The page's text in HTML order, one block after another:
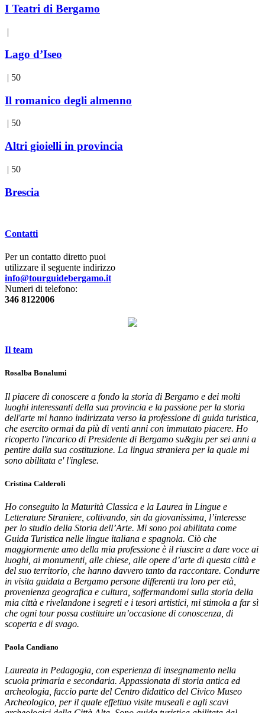
I Teatri di Bergamo
|
Lago d’Iseo
| 50
Il romanico degli almenno
| 50
Altri gioielli in provincia
| 50
Brescia
Contatti
Per un contatto diretto puoi
utilizzare il seguente indirizzo
info@tourguidebergamo.it
Numeri di telefono:
346 8122006
Il team
Rosalba Bonalumi
Il piacere di conoscere a fondo la storia di Bergamo e dei molti
luoghi interessanti della sua provincia e la passione per la storia
dell'arte mi hanno indirizzata verso la professione di guida turistica,
che esercito ormai da più di venti anni con immutato piacere. Ho
ricoperto l'incarico di Presidente di Bergamo su&giu per sei anni a
pentire dalla sua costituzione. La lingua straniera per la quale mi
sono abilitata e' l'inglese.
Cristina Calderoli
Ho conseguito la Maturità Classica e la Laurea in Lingue e
Letterature Straniere, coltivando, sin da giovanissima, l’interesse
per lo studio della Storia dell’Arte. Mi sono poi abilitata come
Guida Turistica nelle lingue italiana e spagnola. Ciò che
maggiormente amo della mia professione è il riuscire a dare voce ai
luoghi, ai monumenti, alle chiese, alle opere d’arte di questa città e
del suo territorio, che hanno davvero tanto da raccontare. Condurre
in visita guidata a Bergamo persone differenti tra loro per età,
provenienza geografica e cultura, soffermandomi sulla storia della
mia città e rivelandone i segreti e i tesori artistici, mi stimola a far sì
che ogni tour possa costituire un’occasione di conoscenza, di
scoperta e di svago.
Paola Candiano
Laureata in Pedagogia, con esperienza di insegnamento nella
scuola primaria e secondaria. Appassionata di storia antica ed
archeologia, faccio parte del Centro didattico del Civico Museo
Archeologico, per il quale effettuo visite museali e agli scavi